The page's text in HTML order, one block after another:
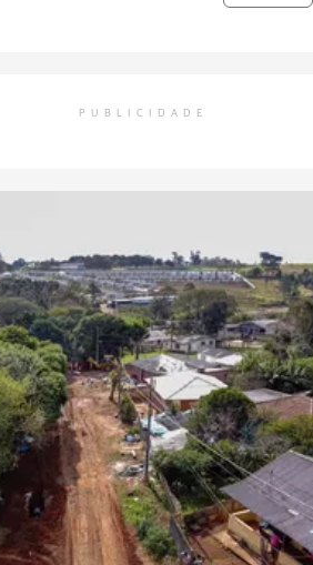
PUBLICIDADE